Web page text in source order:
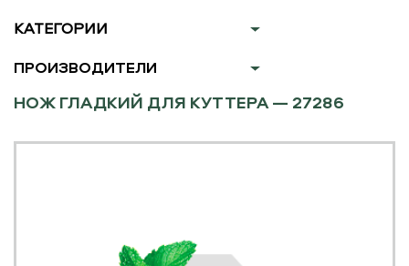
КАТЕГОРИИ
ПРОИЗВОДИТЕЛИ
НОЖ ГЛАДКИЙ ДЛЯ КУТТЕРА — 27286